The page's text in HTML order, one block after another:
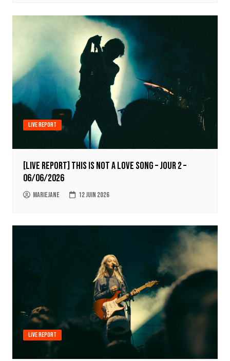
Live report
[LIVE REPORT] This Is Not A Love Song – Jour 2 –
06/06/2026
Mariejane 12 juin 2026
Live report